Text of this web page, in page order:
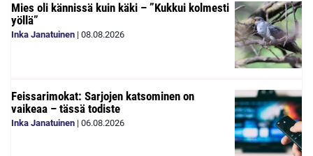
Mies oli kännissä kuin käki – ”Kukkui kolmesti
yöllä”
Inka Janatuinen | 08.08.2026
Feissarimokat: Sarjojen katsominen on
vaikeaa – tässä todiste
Inka Janatuinen | 06.08.2026